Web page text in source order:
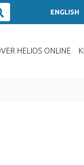
ENGLISH
HELIOS ONLINE